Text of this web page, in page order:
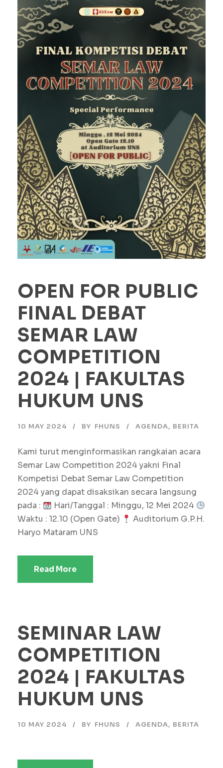
OPEN FOR PUBLIC
FINAL DEBAT
SEMAR LAW
COMPETITION
2024 | FAKULTAS
HUKUM UNS
10 MAY 2024 BY FHUNS AGENDA, BERITA
Kami turut menginformasikan rangkaian acara
Semar Law Competition 2024 yakni Final
Kompetisi Debat Semar Law Competition
2024 yang dapat disaksikan secara langsung
pada :
Hari/Tanggal : Minggu, 12 Mei 2024
Waktu : 12.10 (Open Gate)
Auditorium G.P.H.
Haryo Mataram UNS
Read More
SEMINAR LAW
COMPETITION
2024 | FAKULTAS
HUKUM UNS
10 MAY 2024 BY FHUNS AGENDA, BERITA